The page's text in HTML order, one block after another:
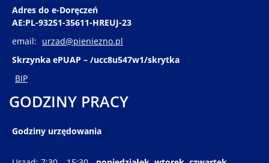
Adres do e-Doręczeń
AE:PL-93251-35611-HREUJ-23
email: urzad@pieniezno.pl
Skrzynka ePUAP – /ucc8u547w1/skrytka
BIP
GODZINY PRACY
Godziny urzędowania